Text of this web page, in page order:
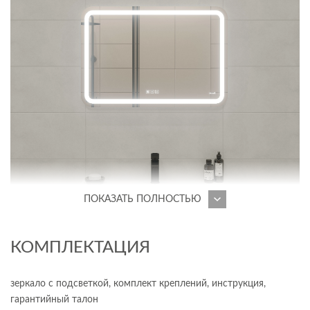
Зеркало Led 051 Design Pro покоряет своим смелым дизайном.
ПОКАЗАТЬ ПОЛНОСТЬЮ
КОМПЛЕКТАЦИЯ
зеркало с подсветкой, комплект креплений, инструкция,
гарантийный талон